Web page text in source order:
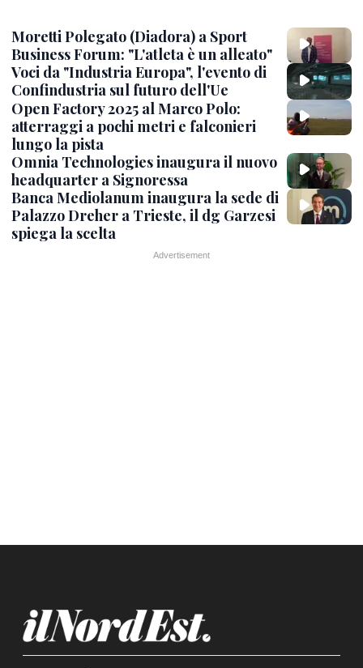
Moretti Polegato (Diadora) a Sport
Business Forum: "L'atleta è un alleato"
Voci da "Industria Europa", l'evento di
Confindustria sul futuro dell'Ue
Open Factory 2025 al Marco Polo:
atterraggi a pochi metri e falconieri
lungo la pista
Omnia Technologies inaugura il nuovo
headquarter a Signoressa
Banca Mediolanum inaugura la sede di
Palazzo Dreher a Trieste, il dg Garzesi
spiega la scelta